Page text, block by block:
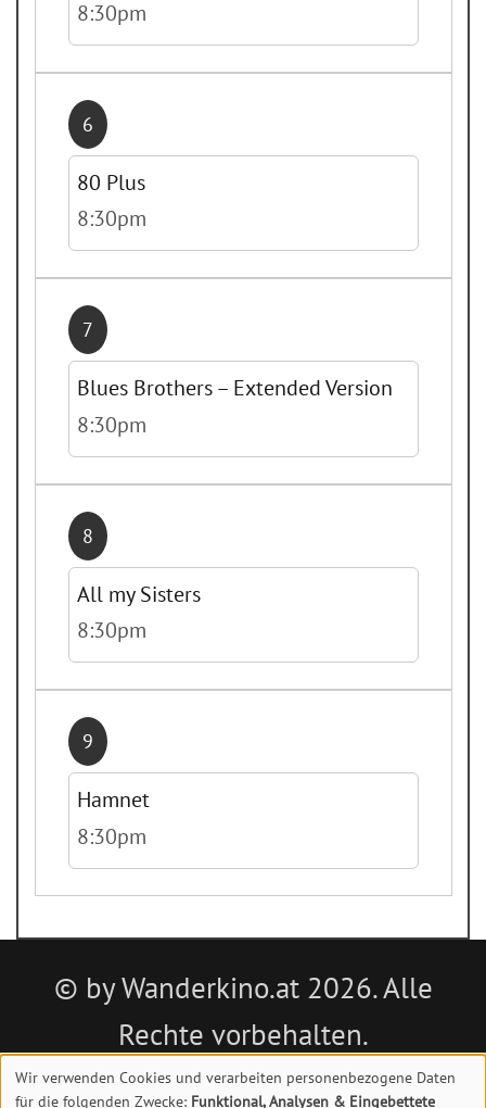
8:30pm
6
80 Plus
8:30pm
7
Blues Brothers – Extended Version
8:30pm
8
All my Sisters
8:30pm
9
Hamnet
8:30pm
© by Wanderkino.at 2026. Alle
Rechte vorbehalten.
Wir verwenden Cookies und verarbeiten personenbezogene Daten
für die folgenden Zwecke: Funktional, Analysen & Eingebettete